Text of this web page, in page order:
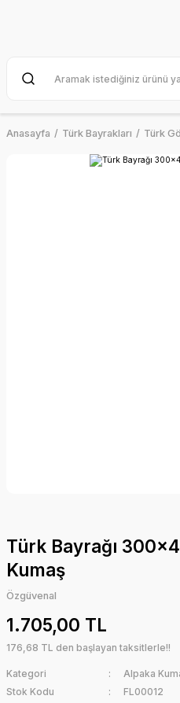
Anasayfa Türk Bayrakları Türk
Türk Bayrağı
Kumaş
Özgüvenal
1.705,00 TL
176,68 TL den başlayan taksitlerle!!
Kategori
Alpaka
Stok Kodu
FL00012